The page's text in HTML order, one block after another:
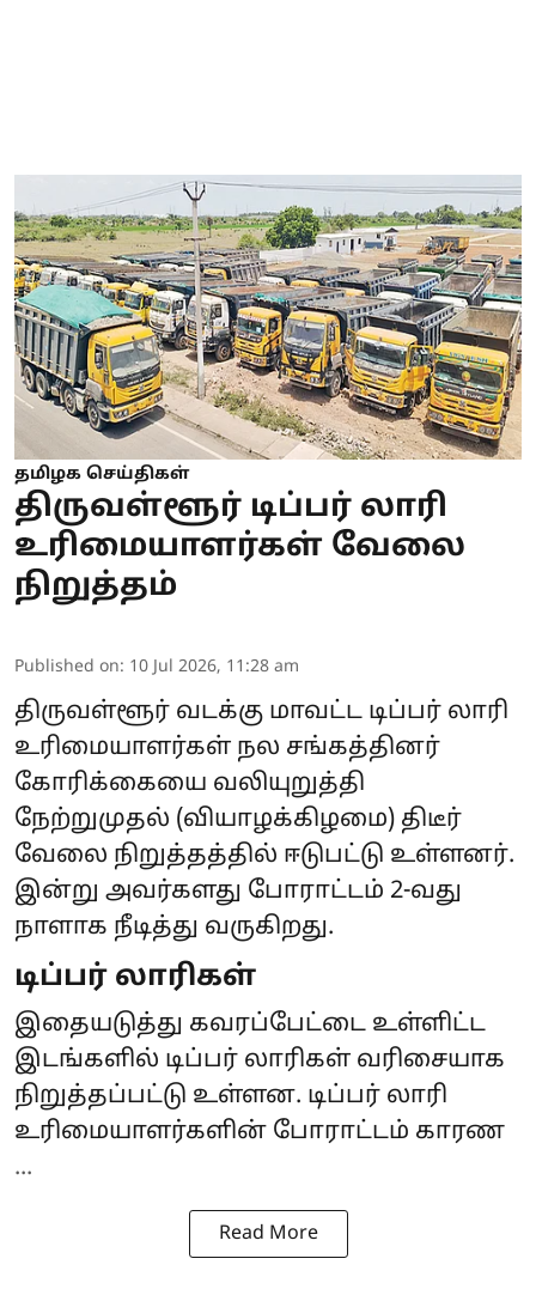
தமிழக செய்திகள்
திருவள்ளூர் டிப்பர் லாரி
உரிமையாளர்கள் வேலை
நிறுத்தம்
Published on: 10 Jul 2026, 11:28 am
திருவள்ளூர் வடக்கு மாவட்ட டிப்பர் லாரி
உரிமையாளர்கள் நல சங்கத்தினர்
கோரிக்கையை வலியுறுத்தி
நேற்றுமுதல் (வியாழக்கிழமை) திடீர்
வேலை நிறுத்தத்தில் ஈடுபட்டு உள்ளனர்.
இன்று அவர்களது போராட்டம் 2-வது
நாளாக நீடித்து வருகிறது.
டிப்பர் லாரிகள்
இதையடுத்து கவரப்பேட்டை உள்ளிட்ட
இடங்களில் டிப்பர் லாரிகள் வரிசையாக
நிறுத்தப்பட்டு உள்ளன. டிப்பர் லாரி
உரிமையாளர்களின் போராட்டம் காரண
...
Read More